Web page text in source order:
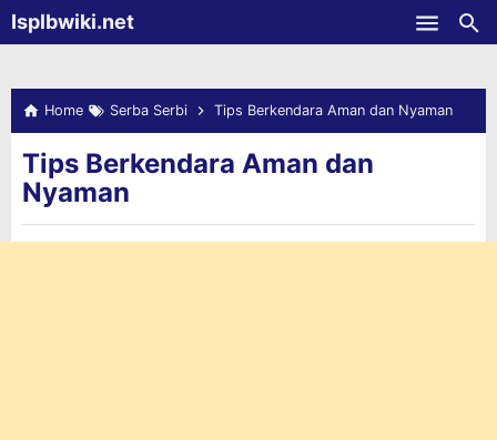
-->Isplbwiki.net
Home Serba Serbi Tips Berkendara Aman dan Nyaman
Tips Berkendara Aman dan
Nyaman